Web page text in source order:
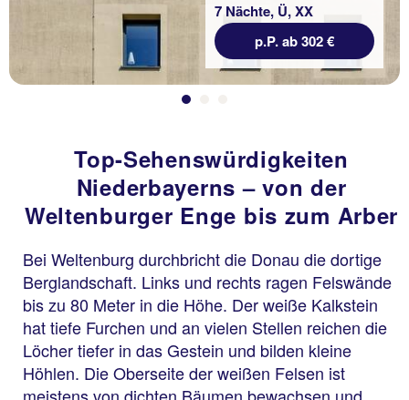
7 Nächte, Ü, XX
p.P. ab 302 €
Top-Sehenswürdigkeiten
Niederbayerns – von der
Weltenburger Enge bis zum Arber
Bei Weltenburg durchbricht die Donau die dortige
Berglandschaft. Links und rechts ragen Felswände
bis zu 80 Meter in die Höhe. Der weiße Kalkstein
hat tiefe Furchen und an vielen Stellen reichen die
Löcher tiefer in das Gestein und bilden kleine
Höhlen. Die Oberseite der weißen Felsen ist